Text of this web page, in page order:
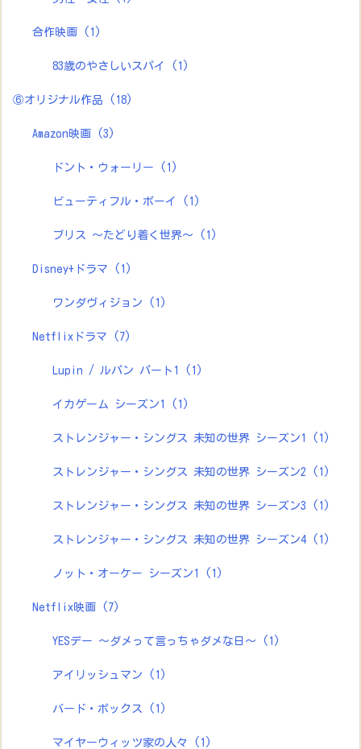
合作映画 (1)
83歳のやさしいスパイ (1)
⑥オリジナル作品 (18)
Amazon映画 (3)
ドント・ウォーリー (1)
ビューティフル・ボーイ (1)
ブリス ～たどり着く世界～ (1)
Disney+ドラマ (1)
ワンダヴィジョン (1)
Netflixドラマ (7)
Lupin / ルパン パート1 (1)
イカゲーム シーズン1 (1)
ストレンジャー・シングス 未知の世界 シーズン1 (1)
ストレンジャー・シングス 未知の世界 シーズン2 (1)
ストレンジャー・シングス 未知の世界 シーズン3 (1)
ストレンジャー・シングス 未知の世界 シーズン4 (1)
ノット・オーケー シーズン1 (1)
Netflix映画 (7)
YESデー ～ダメって言っちゃダメな日～ (1)
アイリッシュマン (1)
バード・ボックス (1)
マイヤーウィッツ家の人々 (1)